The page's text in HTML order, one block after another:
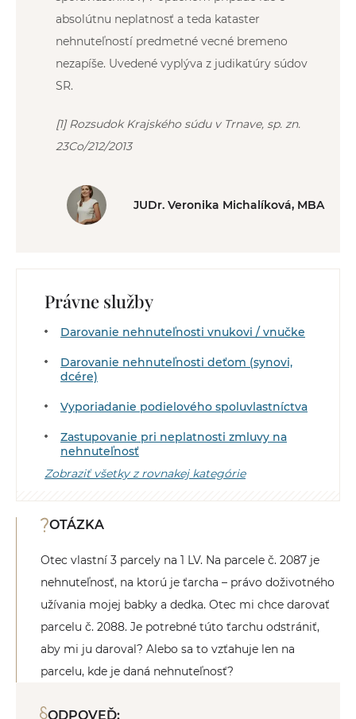
absolútnu neplatnosť a teda kataster
nehnuteľností predmetné vecné bremeno
nezapíše. Uvedené vyplýva z judikatúry súdov
SR.
[1] Rozsudok Krajského súdu v Trnave, sp. zn.
23Co/212/2013
JUDr. Veronika Michalíková, MBA
Právne služby
Darovanie nehnuteľnosti vnukovi / vnučke
Darovanie nehnuteľnosti deťom (synovi,
dcére)
Vyporiadanie podielového spoluvlastníctva
Zastupovanie pri neplatnosti zmluvy na
nehnuteľnosť
Zobraziť všetky z rovnakej kategórie
OTÁZKA
Otec vlastní 3 parcely na 1 LV. Na parcele č. 2087 je
nehnuteľnosť, na ktorú je ťarcha – právo doživotného
užívania mojej babky a dedka. Otec mi chce darovať
parcelu č. 2088. Je potrebné túto ťarchu odstrániť,
aby mi ju daroval? Alebo sa to vzťahuje len na
parcelu, kde je daná nehnuteľnosť?
ODPOVEĎ: